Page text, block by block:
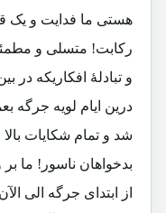
هستی ما فدایت و یک
رکابت! متسلی و
و تبادلۀ افکاریکه در
درین ایام لویه جرگه
شد و تمام شکایات
بدخواهان ناسور! ما
از ابتدای جرگه الی